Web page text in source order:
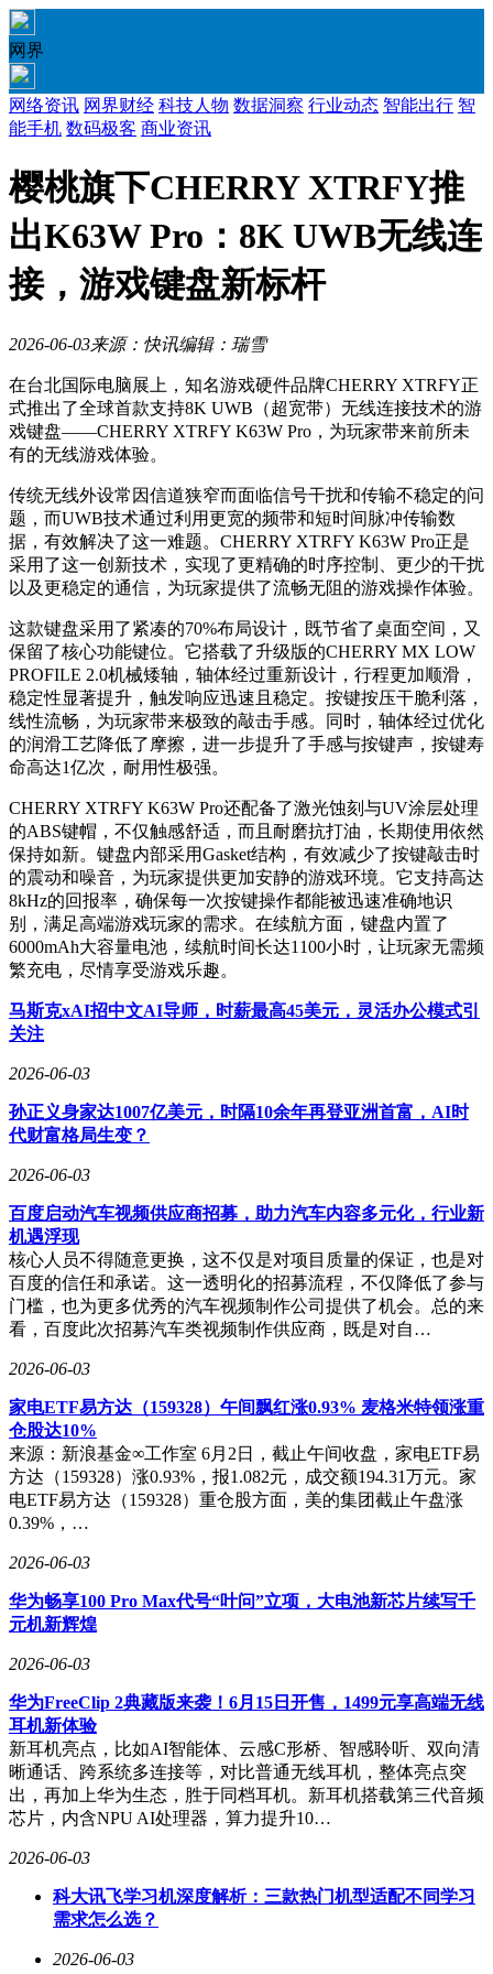
网界
网络资讯 网界财经 科技人物 数据洞察 行业动态 智能出行 智
能手机 数码极客 商业资讯
樱桃旗下CHERRY XTRFY推
出K63W Pro：8K UWB无线连
接，游戏键盘新标杆
2026-06-03来源：快讯编辑：瑞雪
在台北国际电脑展上，知名游戏硬件品牌CHERRY XTRFY正
式推出了全球首款支持8K UWB（超宽带）无线连接技术的游
戏键盘——CHERRY XTRFY K63W Pro，为玩家带来前所未
有的无线游戏体验。
传统无线外设常因信道狭窄而面临信号干扰和传输不稳定的问
题，而UWB技术通过利用更宽的频带和短时间脉冲传输数
据，有效解决了这一难题。CHERRY XTRFY K63W Pro正是
采用了这一创新技术，实现了更精确的时序控制、更少的干扰
以及更稳定的通信，为玩家提供了流畅无阻的游戏操作体验。
这款键盘采用了紧凑的70%布局设计，既节省了桌面空间，又
保留了核心功能键位。它搭载了升级版的CHERRY MX LOW
PROFILE 2.0机械矮轴，轴体经过重新设计，行程更加顺滑，
稳定性显著提升，触发响应迅速且稳定。按键按压干脆利落，
线性流畅，为玩家带来极致的敲击手感。同时，轴体经过优化
的润滑工艺降低了摩擦，进一步提升了手感与按键声，按键寿
命高达1亿次，耐用性极强。
CHERRY XTRFY K63W Pro还配备了激光蚀刻与UV涂层处理
的ABS键帽，不仅触感舒适，而且耐磨抗打油，长期使用依然
保持如新。键盘内部采用Gasket结构，有效减少了按键敲击时
的震动和噪音，为玩家提供更加安静的游戏环境。它支持高达
8kHz的回报率，确保每一次按键操作都能被迅速准确地识
别，满足高端游戏玩家的需求。在续航方面，键盘内置了
6000mAh大容量电池，续航时间长达1100小时，让玩家无需频
繁充电，尽情享受游戏乐趣。
马斯克xAI招中文AI导师，时薪最高45美元，灵活办公模式引
关注
2026-06-03
孙正义身家达1007亿美元，时隔10余年再登亚洲首富，AI时
代财富格局生变？
2026-06-03
百度启动汽车视频供应商招募，助力汽车内容多元化，行业新
机遇浮现
核心人员不得随意更换，这不仅是对项目质量的保证，也是对
百度的信任和承诺。这一透明化的招募流程，不仅降低了参与
门槛，也为更多优秀的汽车视频制作公司提供了机会。总的来
看，百度此次招募汽车类视频制作供应商，既是对自…
2026-06-03
家电ETF易方达（159328）午间飘红涨0.93% 麦格米特领涨重
仓股达10%
来源：新浪基金∞工作室 6月2日，截止午间收盘，家电ETF易
方达（159328）涨0.93%，报1.082元，成交额194.31万元。家
电ETF易方达（159328）重仓股方面，美的集团截止午盘涨
0.39%，…
2026-06-03
华为畅享100 Pro Max代号“叶问”立项，大电池新芯片续写千
元机新辉煌
2026-06-03
华为FreeClip 2典藏版来袭！6月15日开售，1499元享高端无线
耳机新体验
新耳机亮点，比如AI智能体、云感C形桥、智感聆听、双向清
晰通话、跨系统多连接等，对比普通无线耳机，整体亮点突
出，再加上华为生态，胜于同档耳机。新耳机搭载第三代音频
芯片，内含NPU AI处理器，算力提升10…
2026-06-03
科大讯飞学习机深度解析：三款热门机型适配不同学习
需求怎么选？
2026-06-03